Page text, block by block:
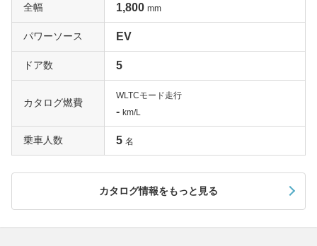
全幅 1,800 mm
パワーソース EV
ドア数 5
カタログ燃費
WLTCモード走行
- km/L
乗車人数 5 名
カタログ情報をもっと見る